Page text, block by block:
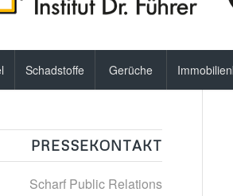
Schadstoffe Gerüche
PRESSEKONTAKT
Scharf Public Relations